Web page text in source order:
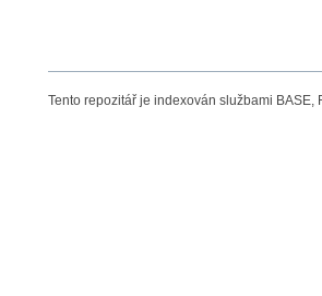
Tento repozitář je indexován službami BASE,